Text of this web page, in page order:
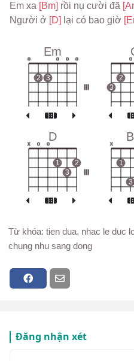
Em xa [Bm] rồi nụ cười đã
Người ở [D] lại có bao giờ
Em
o
2 3
o o o
3
2
o
D
x o o
1
3
2
x
1
3
Từ khóa: tien dua, nhac le duc
chung nhu sang dong
Đăng nhận xét